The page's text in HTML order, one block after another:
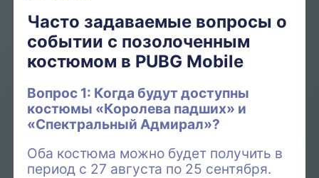
Часто задаваемые вопросы о
событии с позолоченным
костюмом в PUBG Mobile
Вопрос 1: Когда будут доступны
костюмы «Королева падших» и
«Спектральный Адмирал»?
Оба костюма можно будет получить в
период с 27 августа по 25 сентября.